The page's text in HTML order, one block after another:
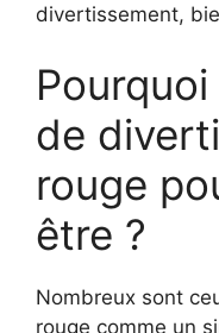
divertissement,
de
rouge
être ?
Nombreux sont
rouge comme un